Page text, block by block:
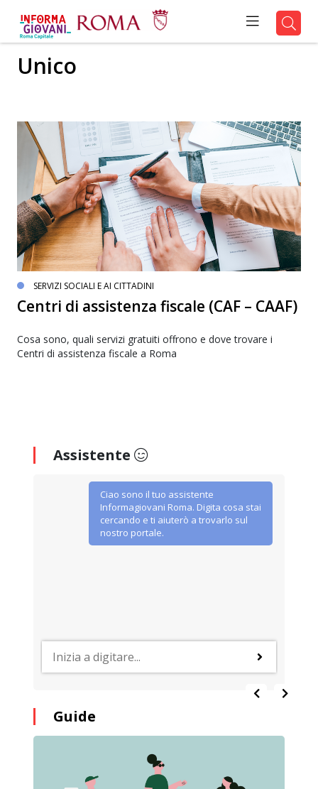
Unico
SERVIZI SOCIALI E AI CITTADINI
Centri di assistenza fiscale (CAF – CAAF)
Cosa sono, quali servizi gratuiti offrono e dove trovare i
Centri di assistenza fiscale a Roma
Assistente
Ciao sono il tuo assistente
Informagiovani Roma. Digita cosa stai
cercando e ti aiuterò a trovarlo sul
nostro portale.
Guide